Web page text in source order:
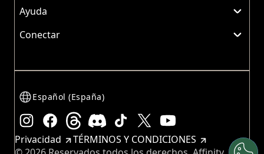
Ayuda
Conectar
Español (España)
Instagram Facebook Threads Discord TikTok
Privacidad
TÉRMINOS Y CONDICIONES